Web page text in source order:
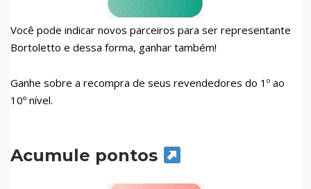
Você pode indicar novos parceiros para ser representante
Bortoletto e dessa forma, ganhar também!
Ganhe sobre a recompra de seus revendedores do 1º ao
10º nível.
Acumule pontos